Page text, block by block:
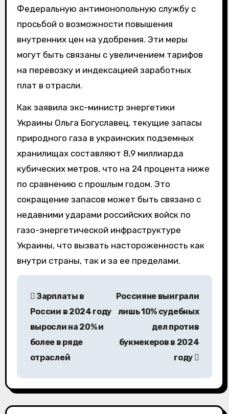
Федеральную антимонопольную службу с
просьбой о возможности повышения
внутренних цен на удобрения. Эти меры
могут быть связаны с увеличением тарифов
на перевозку и индексацией заработных
плат в отрасли.
Как заявила экс-министр энергетики
Украины Ольга Богуславец, текущие запасы
природного газа в украинских подземных
хранилищах составляют 8,9 миллиарда
кубических метров, что на 24 процента ниже
по сравнению с прошлым годом. Это
сокращение запасов может быть связано с
недавними ударами российских войск по
газо-энергетической инфраструктуре
Украины, что вызвать настороженность как
внутри страны, так и за ее пределами.
а
Зарплаты в
России в 2024 году
выросли на 20% и
более в ряде
отраслей
Россияне выиграли
лишь 10% судебных
дел против
букмекеров в 2024
году